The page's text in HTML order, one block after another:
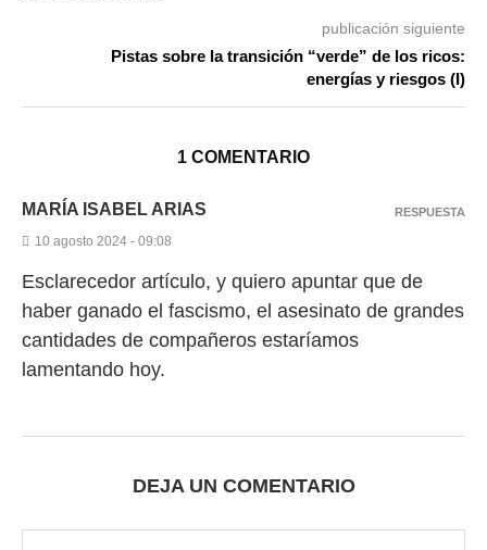
publicación siguiente
Pistas sobre la transición “verde” de los ricos:
energías y riesgos (I)
1 COMENTARIO
MARÍA ISABEL ARIAS
10 agosto 2024 - 09:08
Esclarecedor artículo, y quiero apuntar que de
haber ganado el fascismo, el asesinato de grandes
cantidades de compañeros estaríamos
lamentando hoy.
RESPUESTA
DEJA UN COMENTARIO